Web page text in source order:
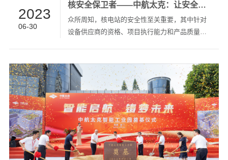
2023
06-30
核安全保卫者——中航太克：让安全成为生产的底色
众所周知，核电站的安全性至关重要，其中针对
设备供应商的资格、项目执行能力和产品质量等
的成果和显著的成就，是国内仅有两家获得民用
核安全设备（1E级电源设备）设计和制造许可证
的UPS制造商之一。 ▲国家核安全局民用核安全
电源设备设计和制造许可证 公司参与核电行业多
项标准的起草修订，并取得多项专利与软件著作
权，与中核、中广核、国电投展开全面合作，为
核电站、核工厂及研究院提供了前沿的核电专用
电源解决方案，包括大亚湾、...